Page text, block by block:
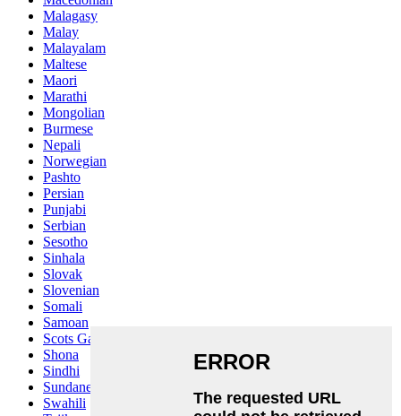
Malagasy
Malay
Malayalam
Maltese
Maori
Marathi
Mongolian
Burmese
Nepali
Norwegian
Pashto
Persian
Punjabi
Serbian
Sesotho
Sinhala
Slovak
Slovenian
Somali
Samoan
Scots Gaelic
Shona
Sindhi
Sundanese
Swahili